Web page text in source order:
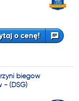
o cenę!
biegów
- (DSG)